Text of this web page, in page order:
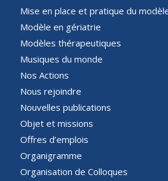
Mise en place et pratique du
Modèle en gériatrie
Modèles thérapeutiques
Musiques du monde
Nos Actions
Nous rejoindre
Nouvelles publications
Objet et missions
Offres d’emplois
Organigramme
Organisation de Colloques